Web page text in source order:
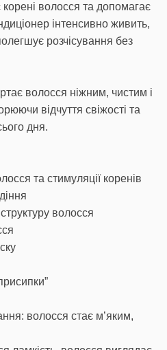
корені волосся та допомагає
інтенсивно живить,
розчісування без
волосся ніжним, чистим і
відчуття свіжості та
дня.
та стимуляції коренів
волосся
волосся стає м’яким,